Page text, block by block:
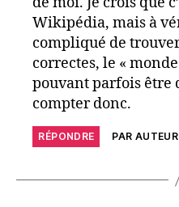
Wikipédia, mais à
compliqué de
correctes, le «
pouvant parfois être
compter donc.
RÉPONDRE PAR